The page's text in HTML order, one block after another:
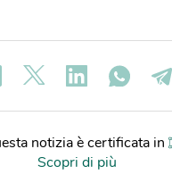
notizia è certificata in
Scopri di più